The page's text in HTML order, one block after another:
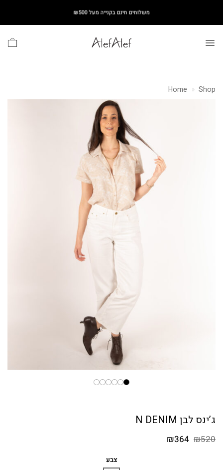
content
משלוחים חינם בקנייה מעל ₪500
Home » Shop
ג’ינס לבן N DENIM
₪520 המחיר
₪364
צבע